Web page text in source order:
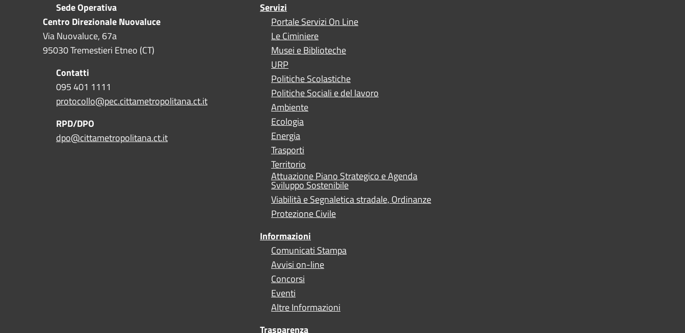
Sede Operativa
Centro Direzionale Nuovaluce
Via Nuovaluce, 67a
95030 Tremestieri Etneo (CT)
Contatti
095 401 1111
protocollo@pec.cittametropolitana.ct.it
RPD/DPO
dpo@cittametropolitana.ct.it
Servizi
Portale Servizi On Line
Le Ciminiere
Musei e Biblioteche
URP
Politiche Scolastiche
Politiche Sociali e del lavoro
Ambiente
Ecologia
Energia
Trasporti
Territorio
Attuazione Piano Strategico e Agenda
Sviluppo Sostenibile
Viabilità e Segnaletica stradale, Ordinanze
Protezione Civile
Informazioni
Comunicati Stampa
Avvisi on-line
Concorsi
Eventi
Altre Informazioni
Trasparenza